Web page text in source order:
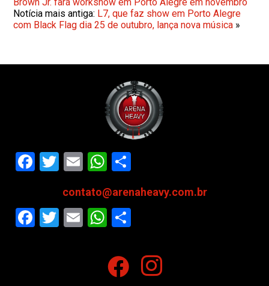
Notícia mais antiga: L7, que faz show em Porto Alegre
com Black Flag dia 25 de outubro, lança nova música »
Facebook
Twitter
EmailWhatsApp
contato@arenaheavy.com.br
Facebook
Twitter
EmailWhatsApp